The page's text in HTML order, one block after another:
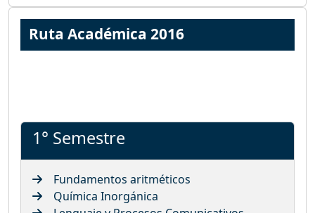
Ruta Académica 2016
1° Semestre
Fundamentos aritméticos
Química Inorgánica